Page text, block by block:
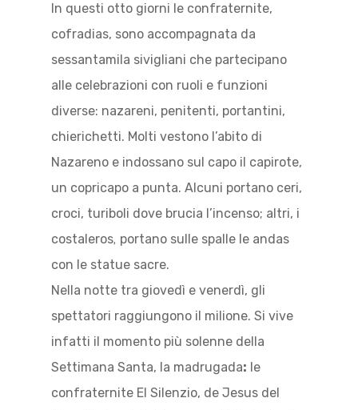
In questi otto giorni le confraternite,
cofradias, sono accompagnata da
sessantamila sivigliani che partecipano
alle celebrazioni con ruoli e funzioni
diverse: nazareni, penitenti, portantini,
chierichetti. Molti vestono l’abito di
Nazareno e indossano sul capo il capirote,
un copricapo a punta. Alcuni portano ceri,
croci, turiboli dove brucia l’incenso; altri, i
costaleros, portano sulle spalle le andas
con le statue sacre.
Nella notte tra giovedì e venerdì, gli
spettatori raggiungono il milione. Si vive
infatti il momento più solenne della
Settimana Santa, la madrugada: le
confraternite El Silenzio, de Jesus del